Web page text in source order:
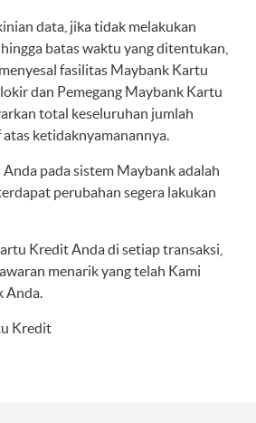
data, jika tidak melakukan
batas waktu yang ditentukan,
fasilitas Maybank Kartu
dan Pemegang Maybank Kartu
total keseluruhan jumlah
ketidaknyamanannya.
pada sistem Maybank adalah
perubahan segera lakukan
Kredit Anda di setiap transaksi,
menarik yang telah Kami
Anda.
Kredit